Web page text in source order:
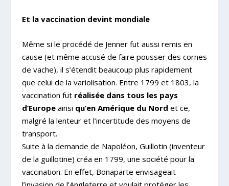
Et la vaccination devint mondiale
Même si le procédé de Jenner fut aussi remis en
cause (et même accusé de faire pousser des cornes
de vache), il s’étendit beaucoup plus rapidement
que celui de la variolisation. Entre 1799 et 1803, la
vaccination fut réalisée dans tous les pays
d’Europeainsi qu’en Amérique du Nord et ce,
malgré la lenteur et l’incertitude des moyens de
transport.
Suite à la demande de Napoléon, Guillotin (inventeur
de la guillotine) créa en 1799, une société pour la
vaccination. En effet, Bonaparte envisageait